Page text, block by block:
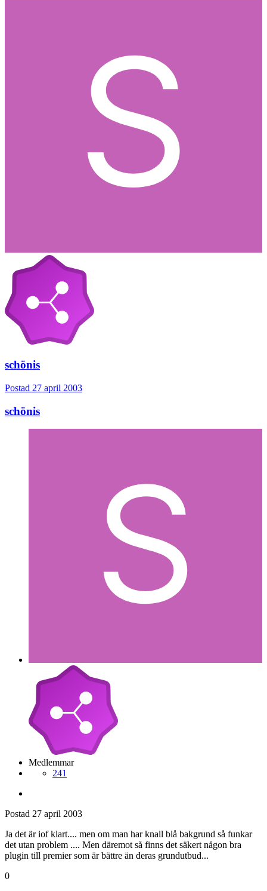
schönis
Postad 27 april 2003
schönis
Medlemmar
241
Postad 27 april 2003
Ja det är iof klart.... men om man har knall blå bakgrund så funkar
det utan problem .... Men däremot så finns det säkert någon bra
plugin till premier som är bättre än deras grundutbud...
0